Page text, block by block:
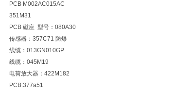
PCB M002AC015AC
351M31
PCB 磁座 型号：080A30
传感器：357C71 防爆
线缆：013GN010GP
线缆：045M19
电荷放大器：422M182
PCB:377a51